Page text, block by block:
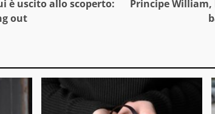
è uscito allo scoperto:
out
Principe